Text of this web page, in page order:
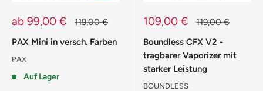
Sonderpreis
ab 99,00 € Normalpreis
119,00 €
PAX Mini in versch. Farben
PAX
Auf Lager
Sonderpreis
109,00 € Normalpreis
119,00 €
Boundless CFX V2 -
tragbarer Vaporizer mit
starker Leistung
BOUNDLESS